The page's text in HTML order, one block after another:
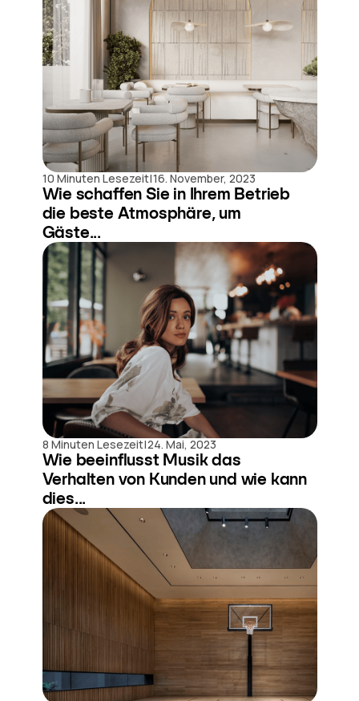
10 Minuten Lesezeit|16. November, 2023
Wie schaffen Sie in Ihrem Betrieb
die beste Atmosphäre, um
Gäste...
8 Minuten Lesezeit|24. Mai, 2023
Wie beeinflusst Musik das
Verhalten von Kunden und wie kann
dies...